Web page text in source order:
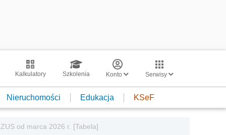
Kalkulatory Szkolenia Konto Serwisy
Nieruchomości Edukacja KSeF
od marca 2026 r. [Tabela]